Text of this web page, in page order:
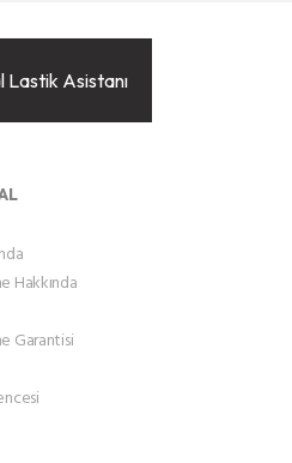
Lastik Asistanı
Hakkında
Garantisi